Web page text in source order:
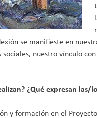
se manifieste en
nuestro vínculo
¿Qué expresan las/
y formación en el